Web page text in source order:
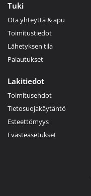
Tuki
Ota yhteyttä & apu
Toimitustiedot
Lähetyksen tila
Palautukset
Lakitiedot
Toimitusehdot
Tietosuojakäytäntö
Esteettömyys
Evästeasetukset